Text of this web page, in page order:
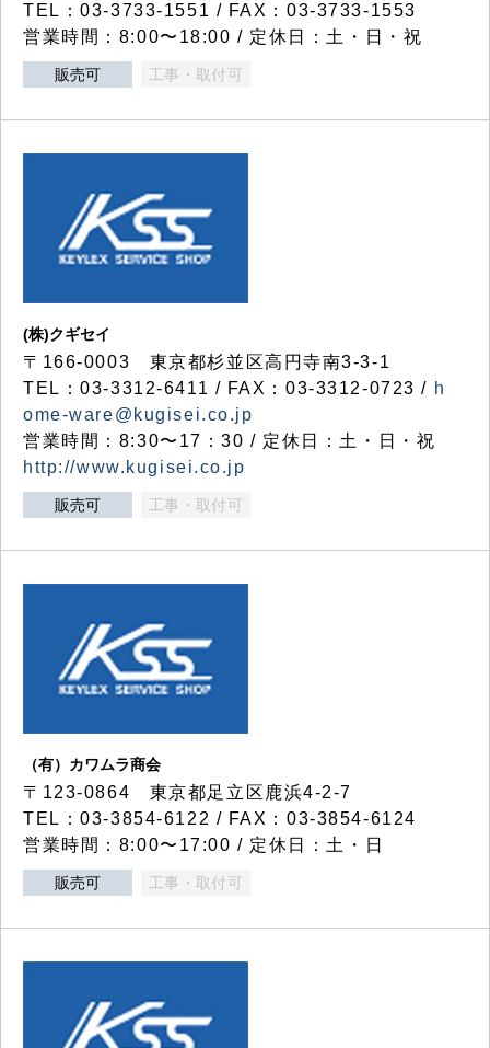
TEL：03-3733-1551 / FAX：03-3733-1553
営業時間：8:00〜18:00 / 定休日：土・日・祝
販売可 工事・取付可
(株)クギセイ
〒166-0003 東京都杉並区高円寺南3-3-1
TEL：03-3312-6411 / FAX：03-3312-0723 / h
ome-ware@kugisei.co.jp
営業時間：8:30〜17：30 / 定休日：土・日・祝
http://www.kugisei.co.jp
販売可 工事・取付可
（有）カワムラ商会
〒123-0864 東京都足立区鹿浜4-2-7
TEL：03-3854-6122 / FAX：03-3854-6124
営業時間：8:00〜17:00 / 定休日：土・日
販売可 工事・取付可